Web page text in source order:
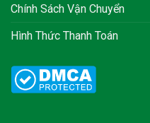
Chính Sách Vận Chuyển
Hình Thức Thanh Toán